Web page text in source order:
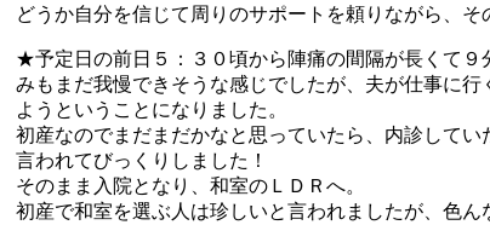
どうか自分を信じて周りのサポートを頼りながら、そ
★予定日の前日５：３０頃から陣痛の間隔が長くて
みもまだ我慢できそうな感じでしたが、夫が仕事に
ようということになりました。
初産なのでまだまだかなと思っていたら、内診して
言われてびっくりしました！
そのまま入院となり、和室のＬＤＲへ。
初産で和室を選ぶ人は珍しいと言われましたが、色